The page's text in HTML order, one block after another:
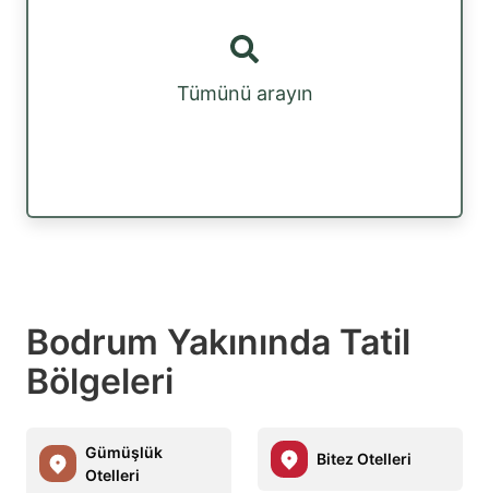
Tümünü arayın
Bodrum Yakınında Tatil
Bölgeleri
Gümüşlük
Otelleri
Bitez Otelleri